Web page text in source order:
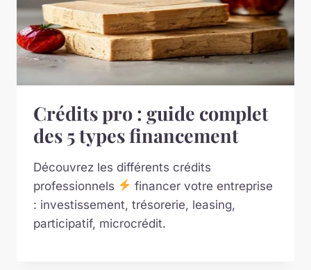
Crédits pro : guide complet
des 5 types financement
Découvrez les différents crédits
professionnels
financer votre entreprise
: investissement, trésorerie, leasing,
participatif, microcrédit.